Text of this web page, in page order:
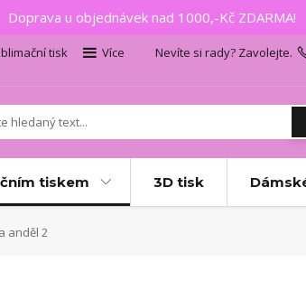
Doprava u objednávek nad 1000,-Kč ZDARMA!
tisk
Více
Nevíte si rady? Zavolejte.
tiskem 3D tisk
anděl 2